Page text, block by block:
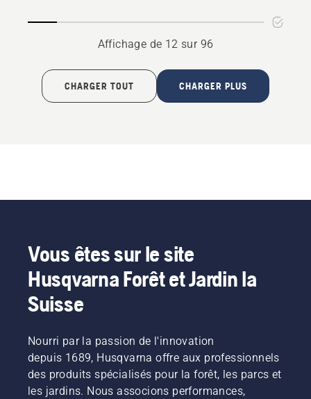
Affichage de 12 sur 96
CHARGER TOUT CHARGER PLUS
Vous êtes sur le site
Husqvarna Forêt et Jardin la
Suisse
Nourri par la passion de l'innovation
depuis 1689, Husqvarna offre aux professionnels
des produits spécialisés pour la forêt, les parcs et
les jardins. Nous associons performances,